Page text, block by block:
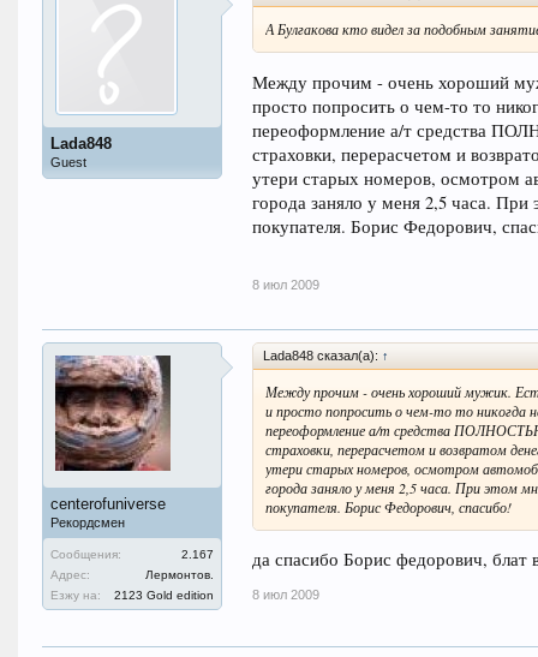
Lada848
Guest
А Булгакова кто видел за подобным
Между прочим - очень хороший
просто попросить о чем-то то
переоформление а/т средства
страховки, перерасчетом и
утери старых номеров, осмотром
города заняло у меня 2,5 часа.
покупателя. Борис Федорович,
8 июл 2009
centerofuniverse
Рекордсмен
Сообщения:
2.167
Адрес:
Лермонтов.
Езжу на:
2123 Gold edition
Lada848 сказал(а): ↑
Между прочим - очень хороший мужик.
и просто попросить о чем-то то никогда
переоформление а/т средства ПОЛНОСТЬЮ
страховки, перерасчетом и возвратом
утери старых номеров, осмотром
города заняло у меня 2,5 часа. При этом
покупателя. Борис Федорович, спасибо!
да спасибо Борис федорович, блат
8 июл 2009